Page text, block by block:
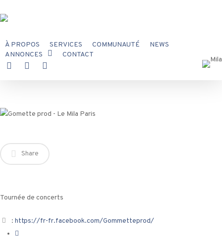
to
content
À PROPOS SERVICES COMMUNAUTÉ
NEWS
ANNONCES
CONTACT
FACEBOOKINSTAGRAM
Share
Tournée de concerts
: https://fr-fr.facebook.com/Gommetteprod/